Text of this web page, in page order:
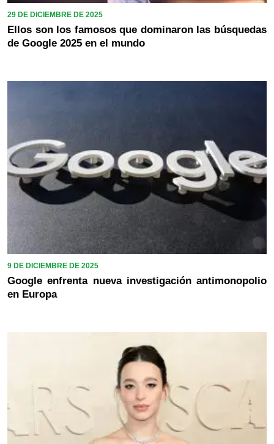
29 DE DICIEMBRE DE 2025
Ellos son los famosos que dominaron las búsquedas
de Google 2025 en el mundo
9 DE DICIEMBRE DE 2025
Google enfrenta nueva investigación antimonopolio
en Europa